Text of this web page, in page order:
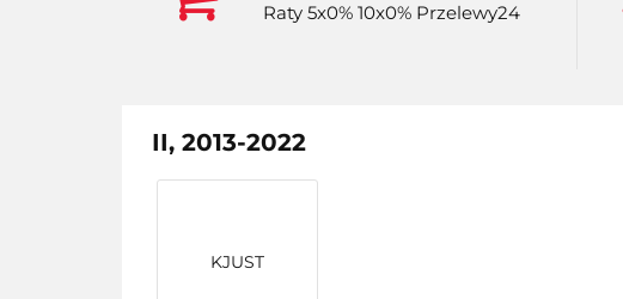
Raty 5x0% 10x0% Przelewy24
II, 2013-2022
KJUST